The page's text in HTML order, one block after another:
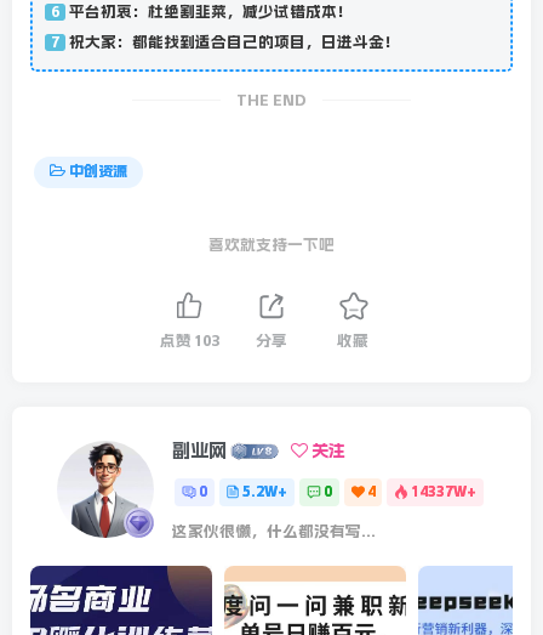
6 平台初衷：杜绝割韭菜，减少试错成本！
7 祝大家：都能找到适合自己的项目，日进斗金！
THE END
中创资源
喜欢就支持一下吧
点赞 103 分享 收藏
副业网 关注
0 5.2W+ 0 4 14337W+
这家伙很懒，什么都没有写...